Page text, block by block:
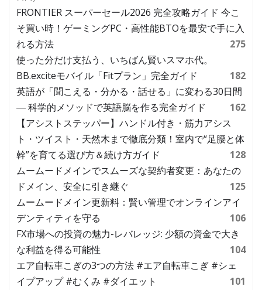
FRONTIER スーパーセール2026 完全攻略ガイド 今こ
そ買い時！ゲーミングPC・高性能BTOを最安で手に入
れる方法
275
使った分だけ支払う、いちばん賢いスマホ代。
BB.exciteモバイル「Fitプラン」完全ガイド
182
英語が「聞こえる・分かる・話せる」に変わる30日間
― 科学的メソッドで英語脳を作る完全ガイド
162
【アシストステッパー】ハンドル付き・筋力アシス
ト・ツイスト・天然木まで徹底分類！室内で“足腰と体
幹”を育てる選び方＆続け方ガイド
128
ムームードメインでスムーズな契約者変更：あなたの
ドメイン、安全に引き継ぐ
125
ムームードメイン更新料：賢い管理でオンラインアイ
デンティティを守る
106
FX市場への投資の魅力-レバレッジ: 少額の資金で大き
な利益を得る可能性
104
エア自転車こぎの3つの方法 #エア自転車こぎ #シェ
イプアップ #むくみ #ダイエット
101